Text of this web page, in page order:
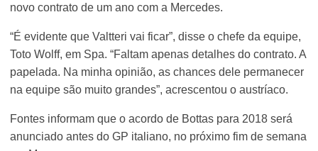
novo contrato de um ano com a Mercedes.
“É evidente que Valtteri vai ficar”, disse o chefe da equipe,
Toto Wolff, em Spa. “Faltam apenas detalhes do contrato. A
papelada. Na minha opinião, as chances dele permanecer
na equipe são muito grandes”, acrescentou o austríaco.
Fontes informam que o acordo de Bottas para 2018 será
anunciado antes do GP italiano, no próximo fim de semana